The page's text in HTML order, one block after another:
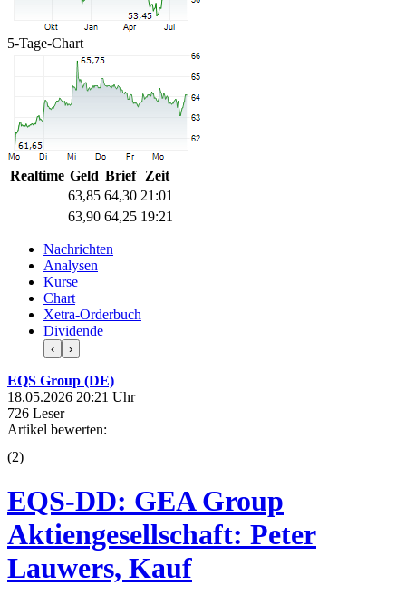
5-Tage-Chart
Realtime Geld Brief
Zeit
63,85 64,30 21:01
63,90 64,25 19:21
Nachrichten
Analysen
Kurse
Chart
Xetra-Orderbuch
Dividende
‹ ›
EQS Group (DE)
18.05.2026 20:21 Uhr
726 Leser
Artikel bewerten:
(2)
EQS-DD: GEA Group
Aktiengesellschaft: Peter
Lauwers, Kauf